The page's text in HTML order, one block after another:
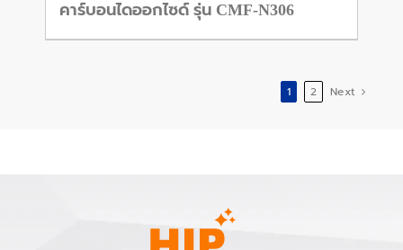
คาร์บอนไดออกไซด์ รุ่น CMF-N306
1 2 Next